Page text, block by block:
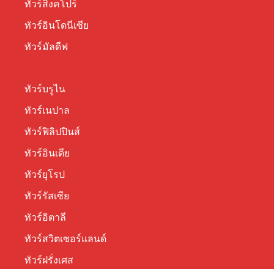
ทัวร์สิงคโปร์
ทัวร์อินโดนีเซีย
ทัวร์มัลดีฟ
ทัวร์บรูไน
ทัวร์เนปาล
ทัวร์ฟิลิปปินส์
ทัวร์อินเดีย
ทัวร์ยุโรป
ทัวร์รัสเซีย
ทัวร์อิตาลี
ทัวร์สวิตเซอร์แลนด์
ทัวร์ฝรั่งเศส